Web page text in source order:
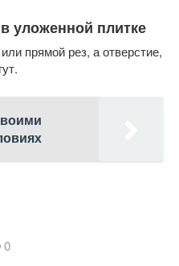
уложенной плитке
прямой рез, а отверстие,
0